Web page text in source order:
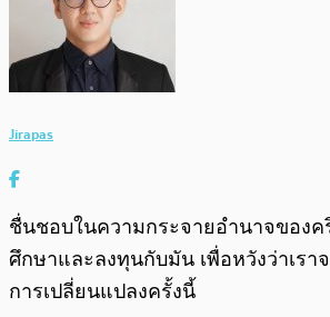
Jirapas
ชื่นชอบในความกระจายอำนาจของค
ศึกษาและลงทุนกับมัน เพื่อหวังว่าเรา
การเปลี่ยนแปลงครั้งนี้